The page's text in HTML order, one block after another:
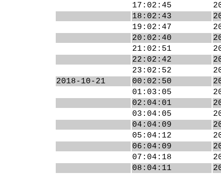
17:02:45
18:02:43
19:02:47
20:02:40
21:02:51
22:02:42
23:02:52
2018-10-21
00:02:50
01:03:05
02:04:01
03:04:05
04:04:09
05:04:12
06:04:09
07:04:18
08:04:11